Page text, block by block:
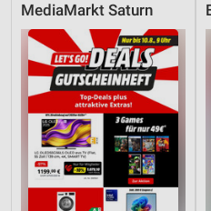
MediaMarkt Saturn